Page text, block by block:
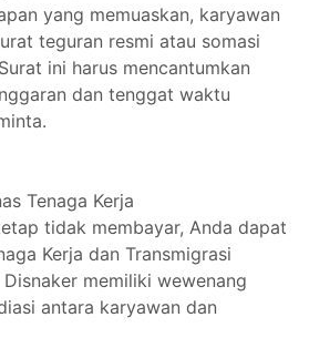
yang memuaskan, karyawan
teguran resmi atau somasi
ini harus mencantumkan
dan tenggat waktu
Tenaga Kerja
tidak membayar, Anda dapat
Kerja dan Transmigrasi
memiliki wewenang
antara karyawan dan